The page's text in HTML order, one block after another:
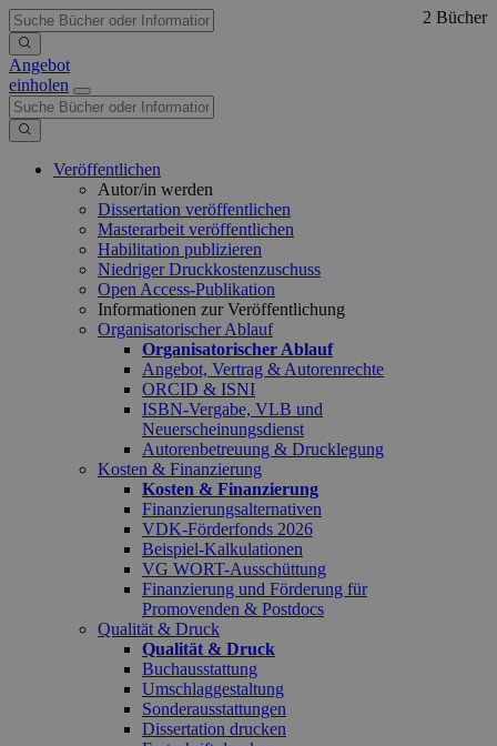
Angebot
einholen
Veröffentlichen
Autor/in werden
Dissertation veröffentlichen
Masterarbeit veröffentlichen
Habilitation publizieren
Niedriger Druckkostenzuschuss
Open Access-Publikation
Informationen zur Veröffentlichung
Organisatorischer Ablauf
Organisatorischer Ablauf
Angebot, Vertrag & Autorenrechte
ORCID & ISNI
ISBN-Vergabe, VLB und
Neuerscheinungsdienst
Autorenbetreuung & Drucklegung
Kosten & Finanzierung
Kosten & Finanzierung
Finanzierungsalternativen
VDK-Förderfonds 2026
Beispiel-Kalkulationen
VG WORT-Ausschüttung
Finanzierung und Förderung für
Promovenden & Postdocs
Qualität & Druck
Qualität & Druck
Buchausstattung
Umschlaggestaltung
Sonderausstattungen
Dissertation drucken
2 Bücher